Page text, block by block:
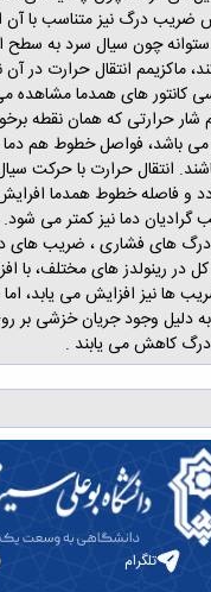
درگ نیز متناسب با آن
چون سیال سرد به سطح
ماکزیمم انتقال حرارت در
کانتور های همدما مشاهده
شار حرارتی که همان نقطه
می باشد، فواصل خطوط هم
انتقال حرارت با حرکت
و فاصله خطوط همدما
دما نیز کمتر می
های فشاری ، ضریب های
در رینولدز های مختلف، با
ها نیز افزایش می یابد،
به دلیل وجود جریان خزشی بر
کاهش می یابند .
تلگرام